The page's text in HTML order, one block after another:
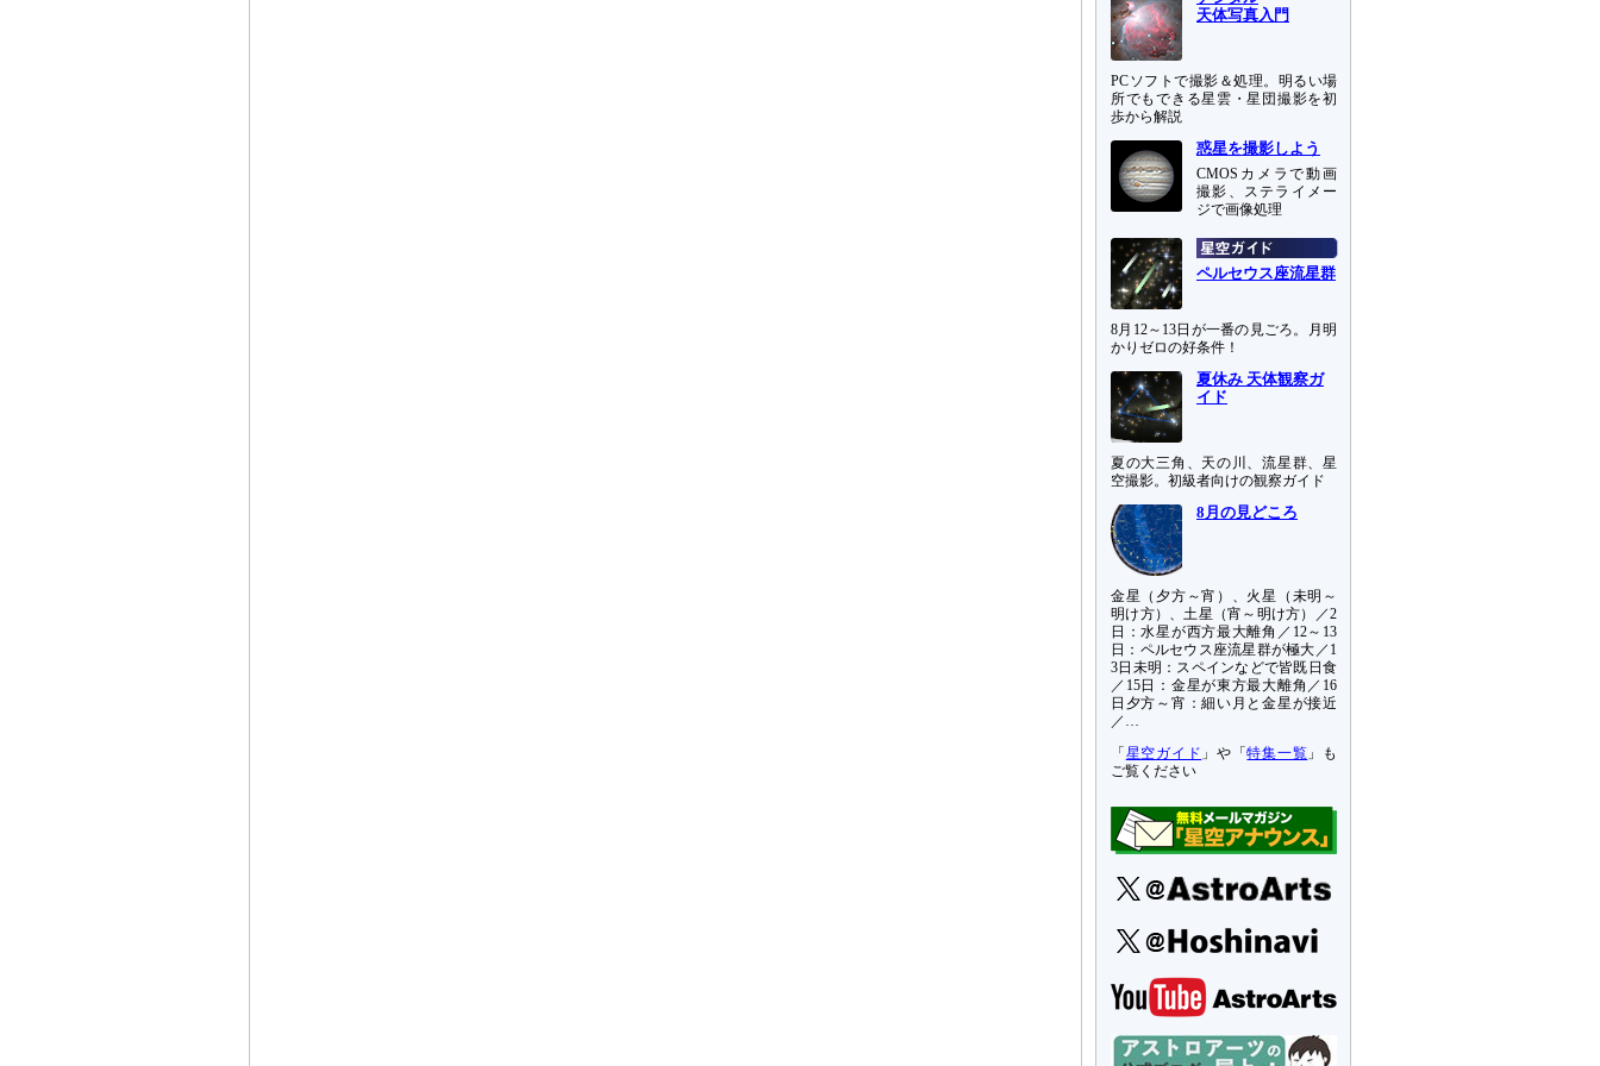
天体写真入門
PCソフトで撮影＆処理。明るい場
所でもできる星雲・星団撮影を初
歩から解説
惑星を撮影しよう
CMOSカメラで動画
撮影、ステライメー
ジで画像処理
ペルセウス座流星群
8月12～13日が一番の見ごろ。月明
かりゼロの好条件！
夏休み 天体観察ガ
イド
夏の大三角、天の川、流星群、星
空撮影。初級者向けの観察ガイド
8月の見どころ
金星（夕方～宵）、火星（未明～
明け方）、土星（宵～明け方）／2
日：水星が西方最大離角／12～13
日：ペルセウス座流星群が極大／1
3日未明：スペインなどで皆既日食
／15日：金星が東方最大離角／16
日夕方～宵：細い月と金星が接近
／…
「 星空ガイド 」や「特集一覧 」も
ご覧ください